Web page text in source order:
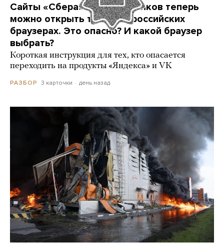
Сайты «Сбера» и других банков теперь
можно открыть только в российских
браузерах. Это опасно? И какой браузер
выбрать?
Короткая инструкция для тех, кто опасается
переходить на продукты «Яндекса» и VK
РАЗБОР 3 карточки день назад